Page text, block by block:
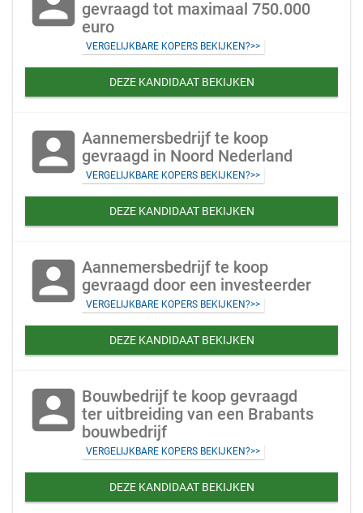
gevraagd tot maximaal 750.000
euro
VERGELIJKBARE KOPERS BEKIJKEN?>>
DEZE KANDIDAAT BEKIJKEN
account_box Aannemersbedrijf te koop
gevraagd in Noord Nederland
VERGELIJKBARE KOPERS BEKIJKEN?>>
DEZE KANDIDAAT BEKIJKEN
account_box Aannemersbedrijf te koop
gevraagd door een investeerder
VERGELIJKBARE KOPERS BEKIJKEN?>>
DEZE KANDIDAAT BEKIJKEN
account_box Bouwbedrijf te koop gevraagd
ter uitbreiding van een Brabants
bouwbedrijf
VERGELIJKBARE KOPERS BEKIJKEN?>>
DEZE KANDIDAAT BEKIJKEN